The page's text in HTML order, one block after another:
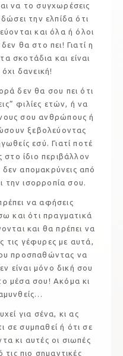
να το συγχωρέσεις
την ελπίδα ότι
και όλα ή όλοι
θα στο πει! Γιατί η
σκοτάδια και είναι
δανεική!
δεν θα σου πει ότι
φιλίες ετών, ή να
σου ανθρώπους ή
ξεβολεύοντας
εσύ. Γιατί ποτέ
στο ίδιο περιβάλλον
απομακρύνεις από
την ισορροπία σου.
να αφήσεις
και ότι πραγματικά
και θα πρέπει να
τις γέφυρες με αυτά,
προσπαθώντας να
είναι μόνο δική σου
μέσα σου! Ακόμα κι
για σένα, κι ας
σε συμπαθεί ή ότι σε
κι αυτές οι σιωπές
πιο σημαντικές